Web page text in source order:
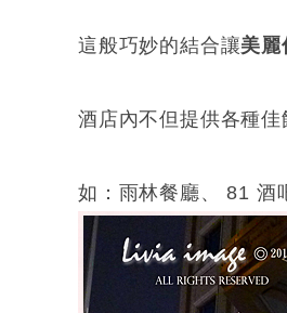
這般巧妙的結合讓美麗
酒店內不但提供各種佳
如：雨林餐廳、 81 酒